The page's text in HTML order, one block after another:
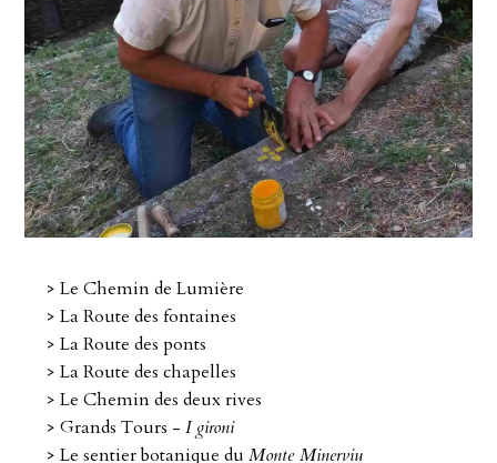
>Le Chemin de Lumière
>La Route des fontaines
>La Route des ponts
>La Route des chapelles
>Le Chemin des deux rives
>Grands Tours -I gironi
>Le sentier botanique duMonte Minerviu